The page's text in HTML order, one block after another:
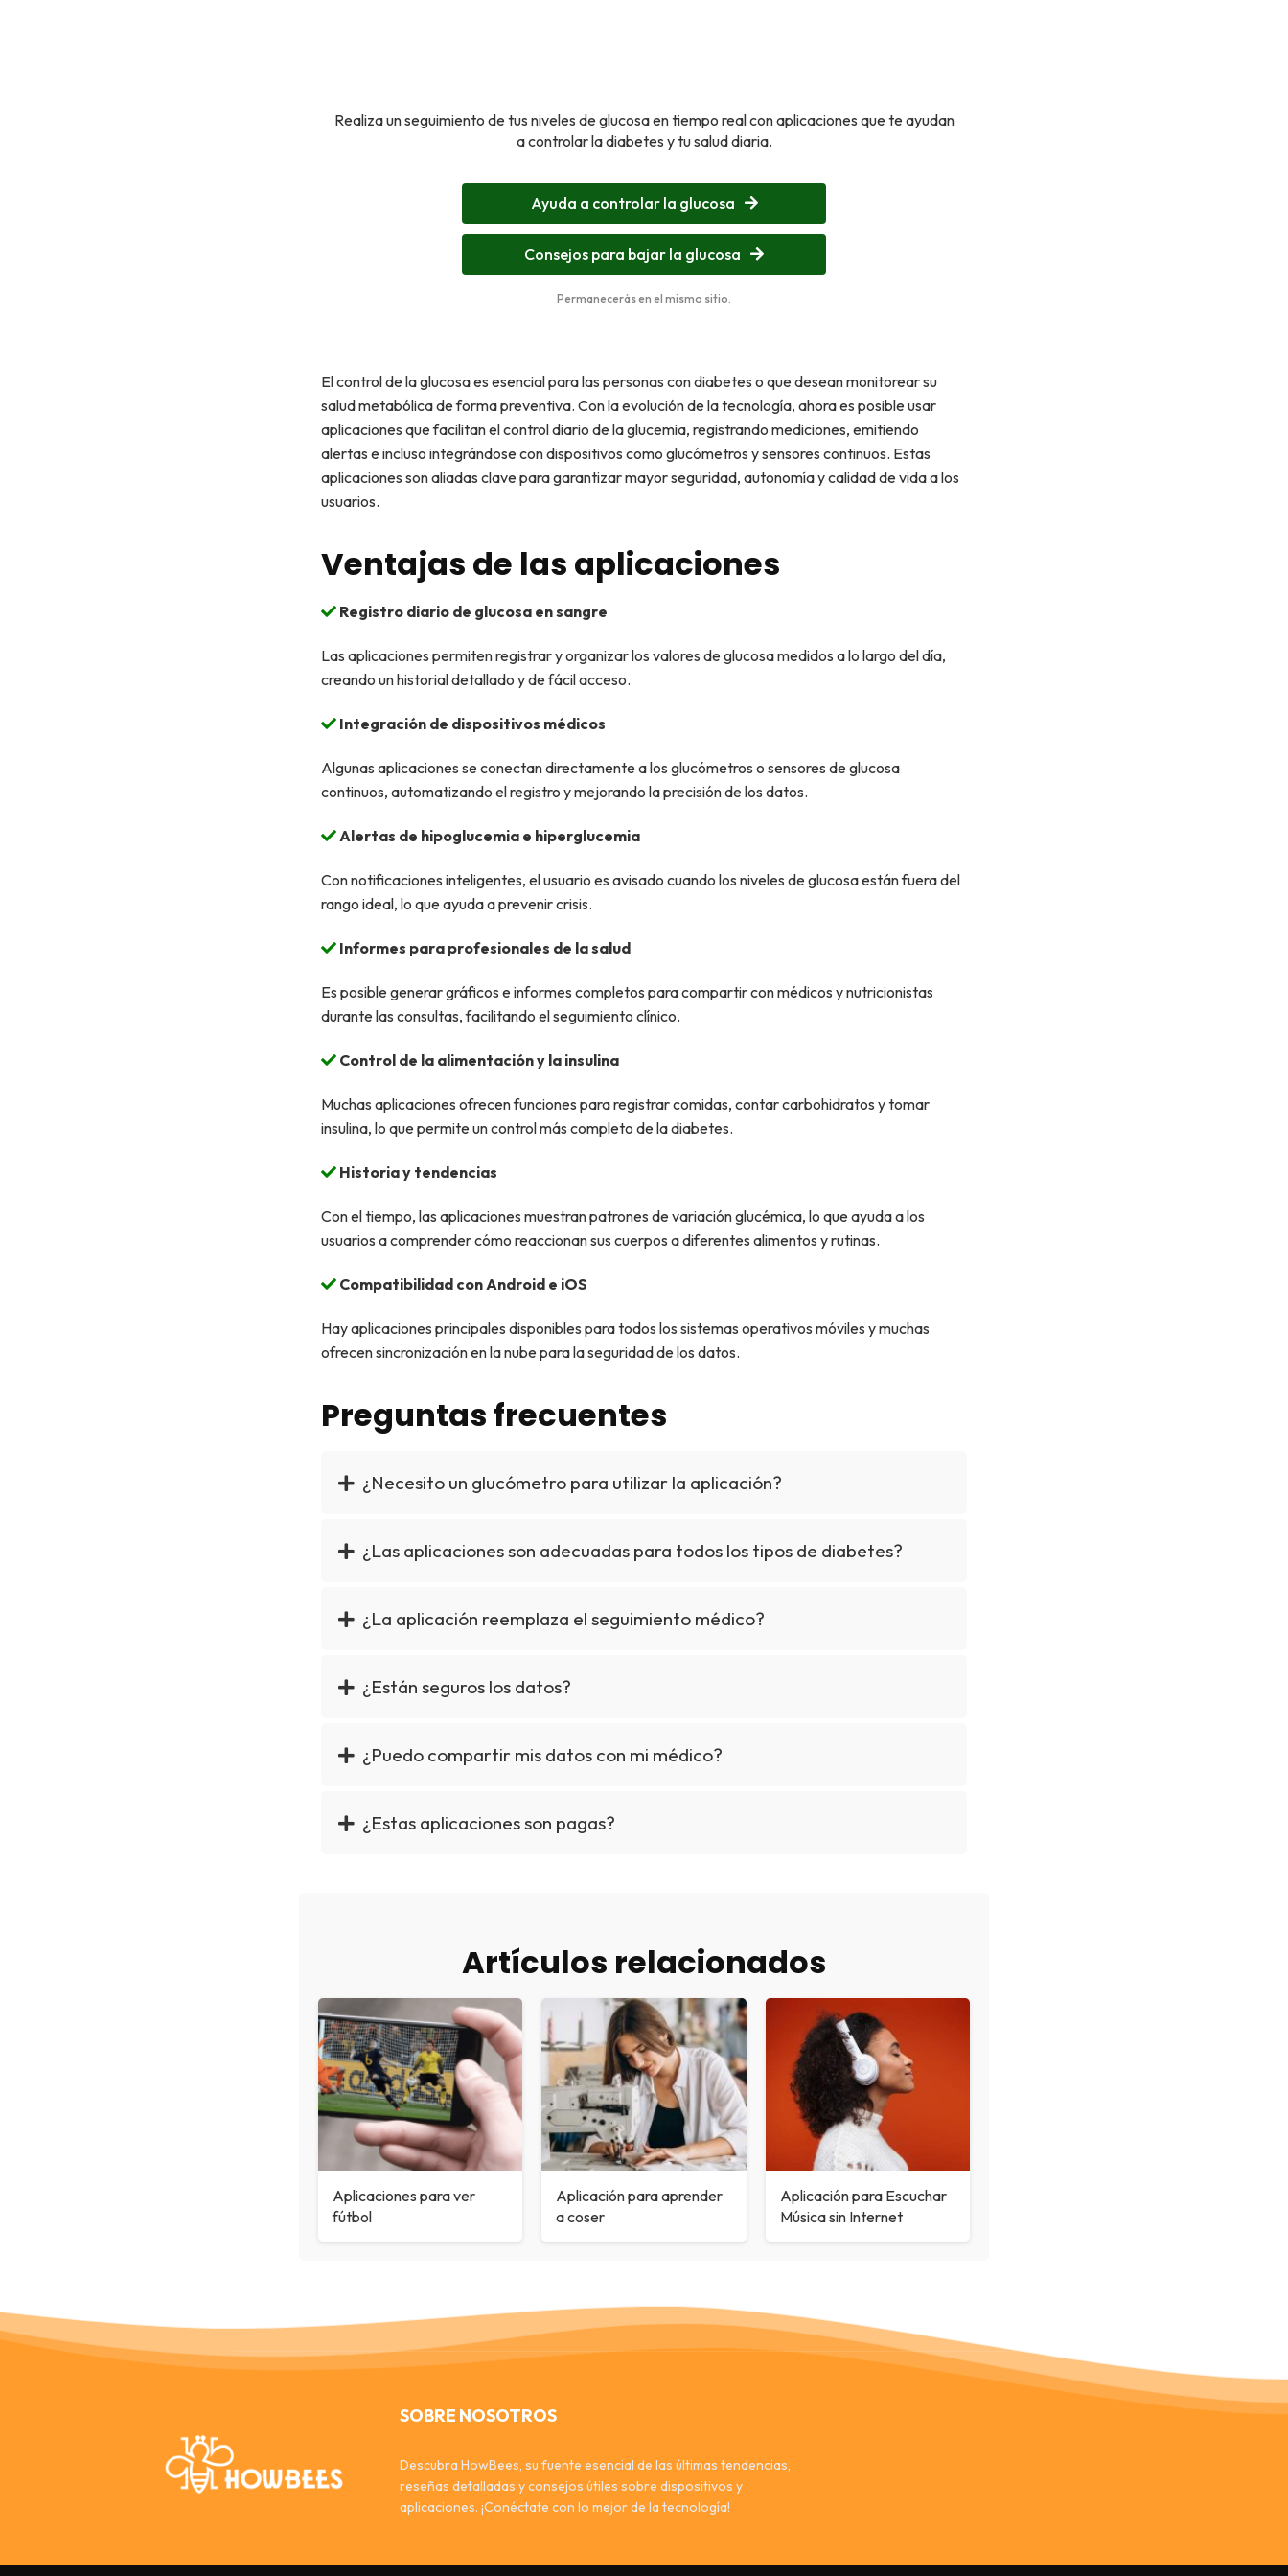
Realiza un seguimiento de tus niveles de glucosa en tiempo real con aplicaciones que te ayudan
a controlar la diabetes y tu salud diaria.
Ayuda a controlar la glucosa
Consejos para bajar la glucosa
Permanecerás en el mismo sitio.
El control de la glucosa es esencial para las personas con diabetes o que desean monitorear su
salud metabólica de forma preventiva. Con la evolución de la tecnología, ahora es posible usar
aplicaciones que facilitan el control diario de la glucemia, registrando mediciones, emitiendo
alertas e incluso integrándose con dispositivos como glucómetros y sensores continuos. Estas
aplicaciones son aliadas clave para garantizar mayor seguridad, autonomía y calidad de vida a los
usuarios.
Ventajas de las aplicaciones
Registro diario de glucosa en sangre
Las aplicaciones permiten registrar y organizar los valores de glucosa medidos a lo largo del día,
creando un historial detallado y de fácil acceso.
Integración de dispositivos médicos
Algunas aplicaciones se conectan directamente a los glucómetros o sensores de glucosa
continuos, automatizando el registro y mejorando la precisión de los datos.
Alertas de hipoglucemia e hiperglucemia
Con notificaciones inteligentes, el usuario es avisado cuando los niveles de glucosa están fuera del
rango ideal, lo que ayuda a prevenir crisis.
Informes para profesionales de la salud
Es posible generar gráficos e informes completos para compartir con médicos y nutricionistas
durante las consultas, facilitando el seguimiento clínico.
Control de la alimentación y la insulina
Muchas aplicaciones ofrecen funciones para registrar comidas, contar carbohidratos y tomar
insulina, lo que permite un control más completo de la diabetes.
Historia y tendencias
Con el tiempo, las aplicaciones muestran patrones de variación glucémica, lo que ayuda a los
usuarios a comprender cómo reaccionan sus cuerpos a diferentes alimentos y rutinas.
Compatibilidad con Android e iOS
Hay aplicaciones principales disponibles para todos los sistemas operativos móviles y muchas
ofrecen sincronización en la nube para la seguridad de los datos.
Preguntas frecuentes
¿Necesito un glucómetro para utilizar la aplicación?
¿Las aplicaciones son adecuadas para todos los tipos de diabetes?
¿La aplicación reemplaza el seguimiento médico?
¿Están seguros los datos?
¿Puedo compartir mis datos con mi médico?
¿Estas aplicaciones son pagas?
Artículos relacionados
Aplicaciones para ver
fútbol
Aplicación para aprender
a coser
Aplicación para Escuchar
Música sin Internet
SOBRE NOSOTROS
Descubra HowBees, su fuente esencial de las últimas tendencias,
reseñas detalladas y consejos útiles sobre dispositivos y
aplicaciones. ¡Conéctate con lo mejor de la tecnología!